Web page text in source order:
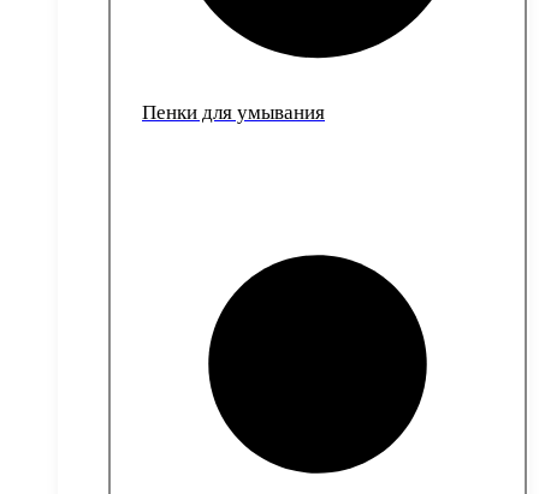
Пенки для умывания